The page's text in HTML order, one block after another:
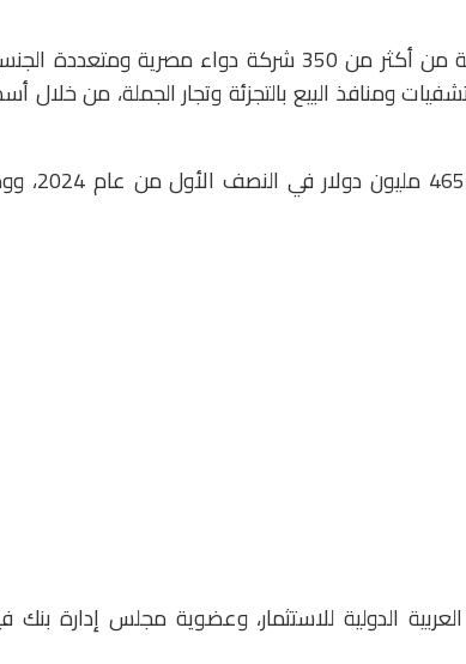
وتابعت: “توزع شركة ابن سينا فارما المنتجات الصيدلانية من أكثر من 350 شركة دواء مصرية
ومنافذ البيع بالتجزئة وتجار الجملة، من خلال
وقالت فوربس أن ابن سينا فارما حققت
الدولية للاستثمار، وعضوية مجلس إدارة بنك